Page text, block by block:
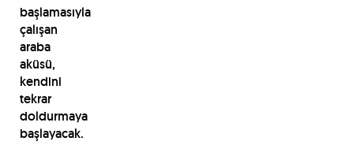
başlamasıyla
çalışan
araba
aküsü,
kendini
tekrar
doldurmaya
başlayacak.